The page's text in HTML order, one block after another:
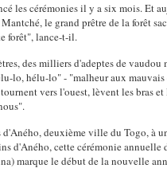
les cérémonies il y a six mois. Et
le grand prêtre de la forêt
forêt", lance-t-il.
des milliers d'adeptes de
lo, hélu-lo" - "malheur aux
tournent vers l'ouest, lèvent les bras
d'Aného, deuxième ville du Togo, à
d'Aného, cette cérémonie annuelle
marque le début de la nouvelle